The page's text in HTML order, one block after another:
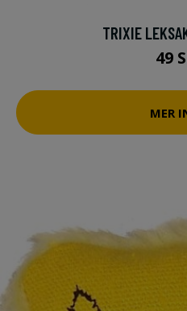
TRIXIE
49
MER